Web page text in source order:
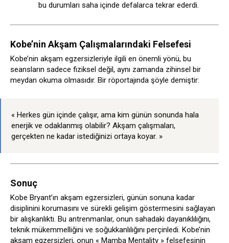
bu durumları saha içinde defalarca tekrar ederdi.
Kobe’nin Akşam Çalışmalarındaki Felsefesi
Kobe’nin akşam egzersizleriyle ilgili en önemli yönü, bu
seansların sadece fiziksel değil, aynı zamanda zihinsel bir
meydan okuma olmasıdır. Bir röportajında şöyle demiştir:
« Herkes gün içinde çalışır, ama kim günün sonunda hala
enerjik ve odaklanmış olabilir? Akşam çalışmaları,
gerçekten ne kadar istediğinizi ortaya koyar. »
Sonuç
Kobe Bryant’ın akşam egzersizleri, günün sonuna kadar
disiplinini korumasını ve sürekli gelişim göstermesini sağlayan
bir alışkanlıktı. Bu antrenmanlar, onun sahadaki dayanıklılığını,
teknik mükemmelliğini ve soğukkanlılığını perçinledi. Kobe’nin
akşam egzersizleri, onun « Mamba Mentality » felsefesinin